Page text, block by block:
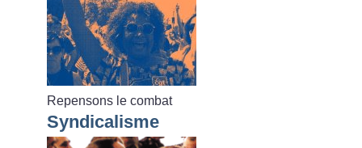
Repensons le combat
Syndicalisme